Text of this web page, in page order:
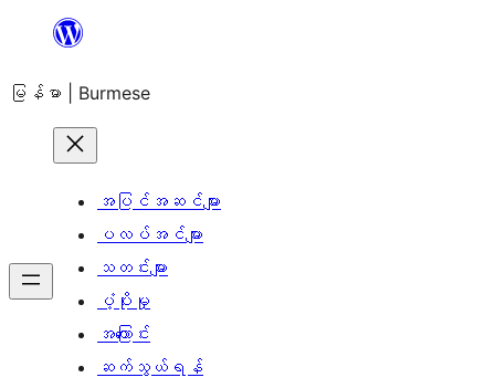
အကြောင်းအရာ
ကျော်သွား
မြန်မာ | Burmese
အပြင်အဆင်များ
ပလပ်အင်များ
သတင်းများ
ပံ့ပိုးမှု
အကြောင်း
ဆက်သွယ်ရန်